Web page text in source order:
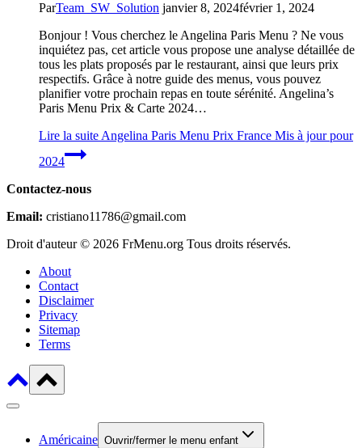
ParTeam_SW_Solution janvier 8, 2024février 1, 2024
Bonjour ! Vous cherchez le Angelina Paris Menu ? Ne vous
inquiétez pas, cet article vous propose une analyse détaillée de
tous les plats proposés par le restaurant, ainsi que leurs prix
respectifs. Grâce à notre guide des menus, vous pouvez
planifier votre prochain repas en toute sérénité. Angelina’s
Paris Menu Prix & Carte 2024…
Lire la suite Angelina Paris Menu Prix France Mis à jour pour
2024
Contactez-nous
Email: cristiano11786@gmail.com
Droit d'auteur © 2026 FrMenu.org Tous droits réservés.
About
Contact
Disclaimer
Privacy
Sitemap
Terms
Américaine Ouvrir/fermer le menu enfant